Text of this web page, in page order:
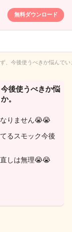
無料ダウンロード
、今後使うべきか悩んで
後使うべきか悩
。
りません😭😭
るスモック今後
しは無理😭😭